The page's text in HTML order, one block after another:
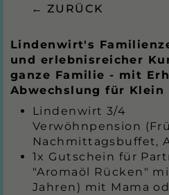
← ZURÜCK
Lindenwirt's
und erlebnisreicher
ganze Familie - mit
Abwechslung für Klein
Lindenwirt 3/4
Verwöhnpension
Nachmittagsbuffet,
1x Gutschein für
"Aromaöl Rücken"
Jahren) mit Mama